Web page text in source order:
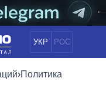
УКР РОС
›Политика